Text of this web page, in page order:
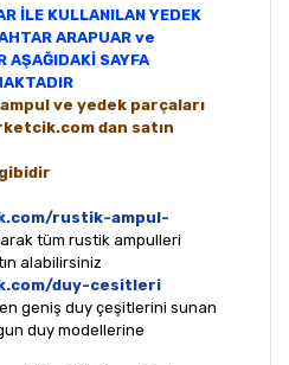
İLE KULLANILAN YEDEK
ARAPUAR ve
AŞAĞIDAKİ SAYFA
ve yedek parçaları
dan satın
rustik-ampul-
tüm rustik ampulleri
alabilirsiniz
duy-cesitleri
geniş duy çeşitlerini sunan
duy modellerine